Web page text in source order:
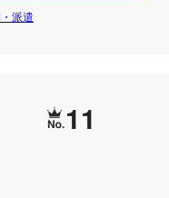
派遣
11